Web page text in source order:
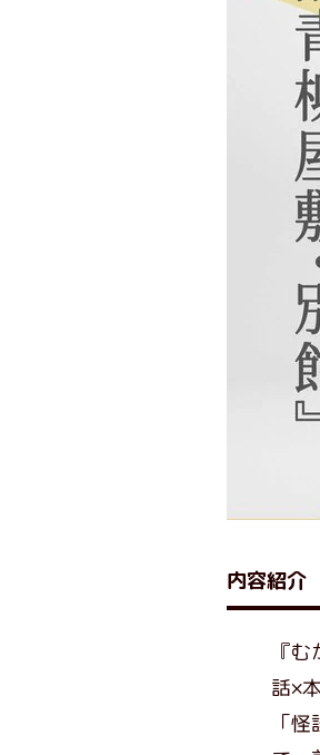
内容紹介
『
話×
「